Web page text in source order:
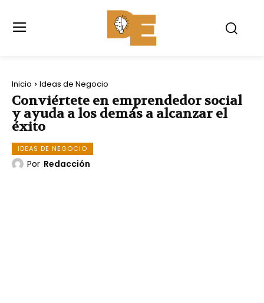
Inicio Ideas de Negocio
Conviértete en emprendedor social
y ayuda a los demás a alcanzar el
éxito
IDEAS DE NEGOCIO
Por Redacción